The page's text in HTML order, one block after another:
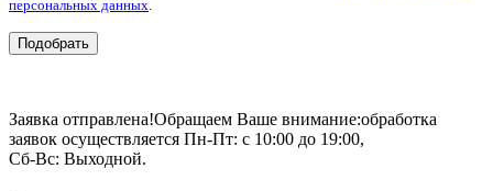
персональных данных.
Подобрать
Заявка отправлена!Обращаем Ваше внимание:обработка
заявок осуществляется Пн-Пт: с 10:00 до 19:00,
Сб-Вс: Выходной.